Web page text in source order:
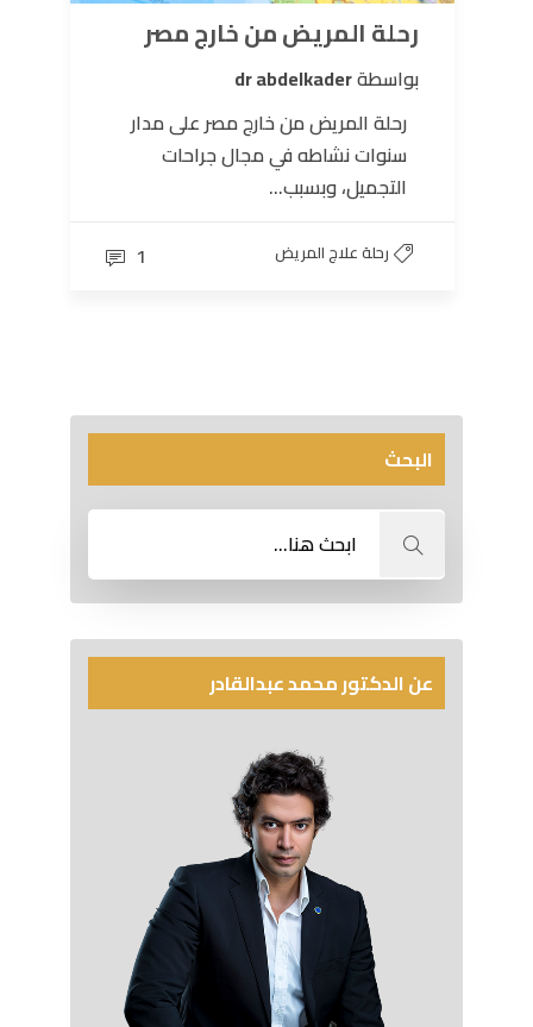
رحلة المريض من خارج مصر
بواسطةdr abdelkader
رحلة المريض من خارج مصر على مدار
سنوات نشاطه في مجال جراحات
التجميل، وبسبب...
رحلة علاج المريض 1
البحث
عن الدكتور محمد عبدالقادر